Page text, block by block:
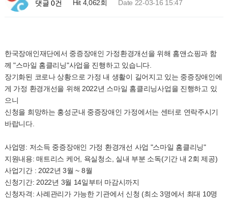
댓글 0건
Hit 4,062회 Date 22-03-16 15:47
한국장애인재단에서 중증장애인 가정환경개선을 위해 홈앤쇼핑과 함
께 "스마일 홈클리닝"사업을 진행하고 있습니다.
장기화된 코로나 상황으로 가정 내 생활이 길어지고 있는 중증장애인에
게 가정 환경개선을 위해 2022년 스마일 홈클리닝사업을 진행하고 있
으니
신청을 희망하는 홍성군내 중증장애인 가정에서는 센터로 연락주시기
바랍니다.
사업명: 저소득 중증장애인 가정 환경개선 사업 "스마일 홈클리닝"
지원내용: 매트리스 케어, 욕실청소, 실내 부분 소독(기간 내 2회 제공)
사업기간 : 2022년 3월 ~ 8월
신청기간: 2022년 3월 14일부터 마감시까지
신청자격: 사례관리가 가능한 기관에서 신청 (최소 3명에서 최대 10명